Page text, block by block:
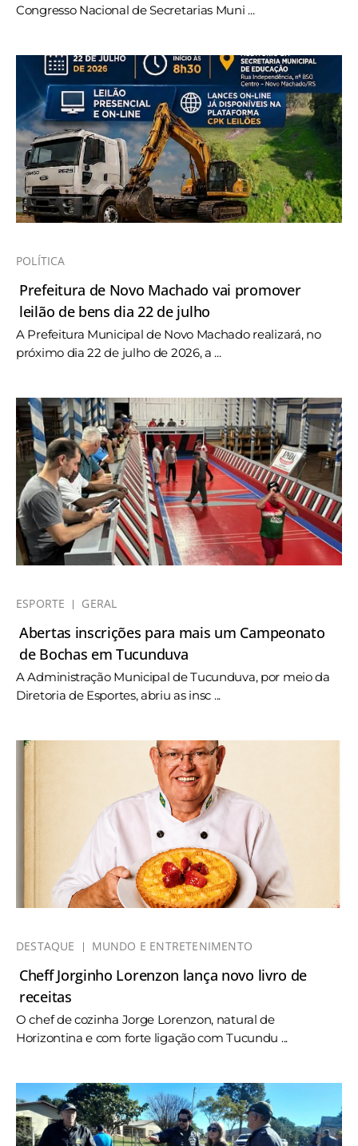
Congresso Nacional de Secretarias Muni ...
POLÍTICA
Prefeitura de Novo Machado vai promover
leilão de bens dia 22 de julho
A Prefeitura Municipal de Novo Machado realizará, no
próximo dia 22 de julho de 2026, a ...
ESPORTE GERAL
Abertas inscrições para mais um Campeonato
de Bochas em Tucunduva
A Administração Municipal de Tucunduva, por meio da
Diretoria de Esportes, abriu as insc ...
DESTAQUE MUNDO E ENTRETENIMENTO
Cheff Jorginho Lorenzon lança novo livro de
receitas
O chef de cozinha Jorge Lorenzon, natural de
Horizontina e com forte ligação com Tucundu ...